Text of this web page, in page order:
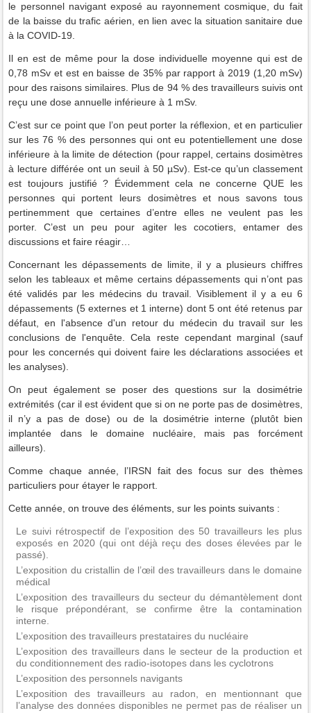
le personnel navigant exposé au rayonnement cosmique, du fait
de la baisse du trafic aérien, en lien avec la situation sanitaire due
à la COVID-19.
Il en est de même pour la dose individuelle moyenne qui est de
0,78 mSv et est en baisse de 35% par rapport à 2019 (1,20 mSv)
pour des raisons similaires. Plus de 94 % des travailleurs suivis ont
reçu une dose annuelle inférieure à 1 mSv.
C’est sur ce point que l’on peut porter la réflexion, et en particulier
sur les 76 % des personnes qui ont eu potentiellement une dose
inférieure à la limite de détection (pour rappel, certains dosimètres
à lecture différée ont un seuil à 50 µSv). Est-ce qu’un classement
est toujours justifié ? Évidemment cela ne concerne QUE les
personnes qui portent leurs dosimètres et nous savons tous
pertinemment que certaines d’entre elles ne veulent pas les
porter. C’est un peu pour agiter les cocotiers, entamer des
discussions et faire réagir…
Concernant les dépassements de limite, il y a plusieurs chiffres
selon les tableaux et même certains dépassements qui n’ont pas
été validés par les médecins du travail. Visiblement il y a eu 6
dépassements (5 externes et 1 interne) dont 5 ont été retenus par
défaut, en l'absence d'un retour du médecin du travail sur les
conclusions de l'enquête. Cela reste cependant marginal (sauf
pour les concernés qui doivent faire les déclarations associées et
les analyses).
On peut également se poser des questions sur la dosimétrie
extrémités (car il est évident que si on ne porte pas de dosimètres,
il n’y a pas de dose) ou de la dosimétrie interne (plutôt bien
implantée dans le domaine nucléaire, mais pas forcément
ailleurs).
Comme chaque année, l’IRSN fait des focus sur des thèmes
particuliers pour étayer le rapport.
Cette année, on trouve des éléments, sur les points suivants :
Le suivi rétrospectif de l’exposition des 50 travailleurs les plus
exposés en 2020 (qui ont déjà reçu des doses élevées par le
passé).
L’exposition du cristallin de l’œil des travailleurs dans le domaine
médical
L’exposition des travailleurs du secteur du démantèlement dont
le risque prépondérant, se confirme être la contamination
interne.
L’exposition des travailleurs prestataires du nucléaire
L’exposition des travailleurs dans le secteur de la production et
du conditionnement des radio-isotopes dans les cyclotrons
L’exposition des personnels navigants
L’exposition des travailleurs au radon, en mentionnant que
l’analyse des données disponibles ne permet pas de réaliser un